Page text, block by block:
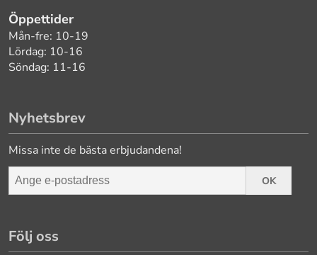
Öppettider
Mån-fre: 10-19
Lördag: 10-16
Söndag: 11-16
Nyhetsbrev
Missa inte de bästa erbjudandena!
OK
Följ oss